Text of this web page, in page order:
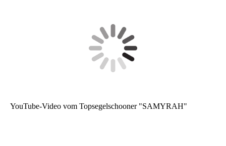
YouTube-Video vom Topsegelschooner "SAMYRAH"